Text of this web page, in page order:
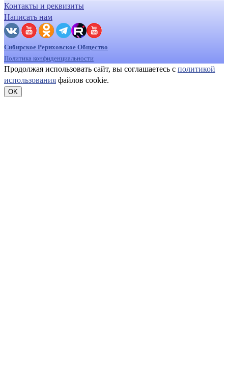
Контакты и реквизиты
Написать нам
Сибирское Рериховское Общество
Политика конфиденциальности
Продолжая использовать сайт, вы соглашаетесь с политикой
использования файлов cookie.
OK